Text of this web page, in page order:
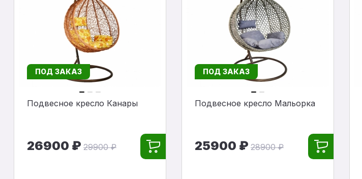
ПОД ЗАКАЗ
Подвесное кресло Канары
26900 ₽ 29900 ₽
ПОД ЗАКАЗ
Подвесное кресло Мальорка
25900 ₽ 28900 ₽